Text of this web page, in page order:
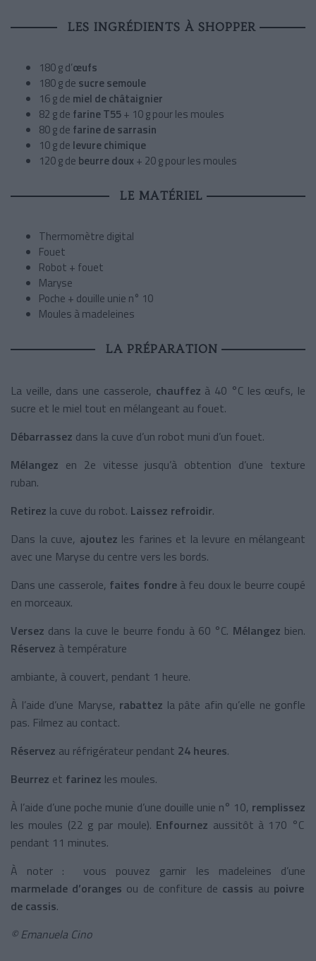
LES INGRÉDIENTS À SHOPPER
180 g d’œufs
180 g de sucre semoule
16 g de miel de châtaignier
82 g de farine T55+ 10 g pour les moules
80 g de farine de sarrasin
10 g de levure chimique
120 g de beurre doux + 20 g pour les moules
LE MATÉRIEL
Thermomètre digital
Fouet
Robot + fouet
Maryse
Poche + douille unie n° 10
Moules à madeleines
LA PRÉPARATION
La veille, dans une casserole, chauffez à 40 °C les œufs, le
sucre et le miel tout en mélangeant au fouet.
Débarrassez dans la cuve d’un robot muni d’un fouet.
Mélangez en 2e vitesse jusqu’à obtention d’une texture
ruban.
Retirez la cuve du robot. Laissez refroidir.
Dans la cuve, ajoutez les farines et la levure en mélangeant
avec une Maryse du centre vers les bords.
Dans une casserole, faites fondreà feu doux le beurre coupé
en morceaux.
Versez dans la cuve le beurre fondu à 60 °C. Mélangez bien.
Réservez à température
ambiante, à couvert, pendant 1 heure.
À l’aide d’une Maryse, rabattez la pâte afin qu’elle ne gonfle
pas. Filmez au contact.
Réservez au réfrigérateur pendant 24 heures.
Beurrez et farinez les moules.
À l’aide d’une poche munie d’une douille unie n° 10, remplissez
les moules (22 g par moule). Enfournez aussitôt à 170 °C
pendant 11 minutes.
À noter : vous pouvez garnir les madeleines d’une
marmelade d’oranges ou de confiture de cassis au poivre
de cassis.
© Emanuela Cino